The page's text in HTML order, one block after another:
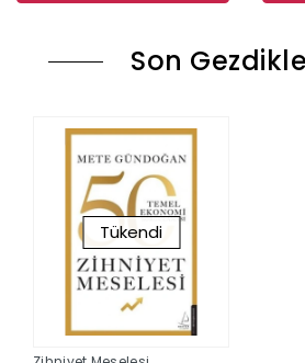
Son
Tükendi